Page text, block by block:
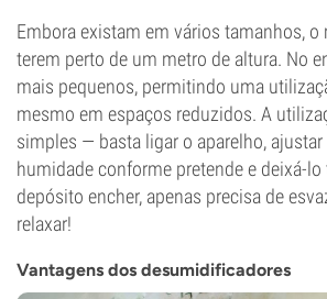
Embora existam em vários tamanhos, o
terem perto de um metro de altura. No
mais pequenos, permitindo uma
mesmo em espaços reduzidos. A
simples — basta ligar o aparelho,
humidade conforme pretende e deixá-lo
depósito encher, apenas precisa de
relaxar!
Vantagens dos desumidificadores